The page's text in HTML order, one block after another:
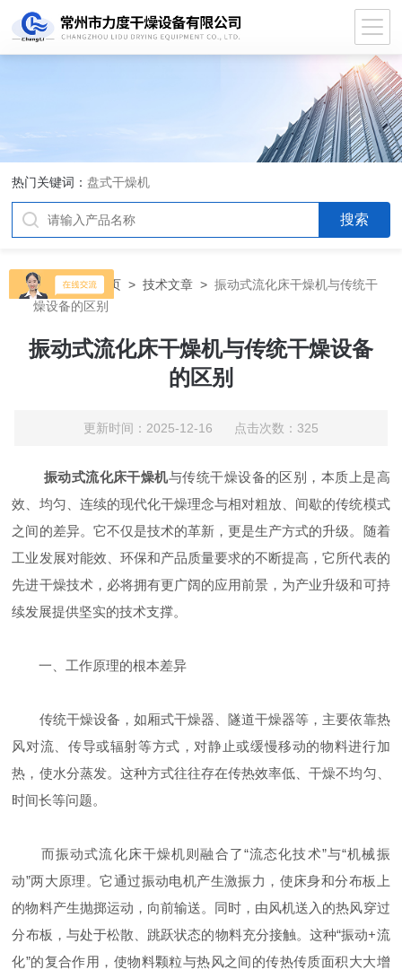
热门关键词： 盘式干燥机
当前位置：首页 >技术文章 >振动式流化床干燥机与传统干
燥设备的区别
振动式流化床干燥机与传统干燥设备
的区别
更新时间：2025-12-16 点击次数：325
振动式流化床干燥机与传统干燥设备的区别，本质上是高
效、均匀、连续的现代化干燥理念与相对粗放、间歇的传统模式
之间的差异。它不仅是技术的革新，更是生产方式的升级。随着
工业发展对能效、环保和产品质量要求的不断提高，它所代表的
先进干燥技术，必将拥有更广阔的应用前景，为产业升级和可持
续发展提供坚实的技术支撑。
一、工作原理的根本差异
传统干燥设备，如厢式干燥器、隧道干燥器等，主要依靠热
风对流、传导或辐射等方式，对静止或缓慢移动的物料进行加
热，使水分蒸发。这种方式往往存在传热效率低、干燥不均匀、
时间长等问题。
而振动式流化床干燥机则融合了“流态化技术”与“机械振
动”两大原理。它通过振动电机产生激振力，使床身和分布板上
的物料产生抛掷运动，向前输送。同时，由风机送入的热风穿过
分布板，与处于松散、跳跃状态的物料充分接触。这种“振动+流
化”的复合作用，使物料颗粒与热风之间的传热传质面积大大增